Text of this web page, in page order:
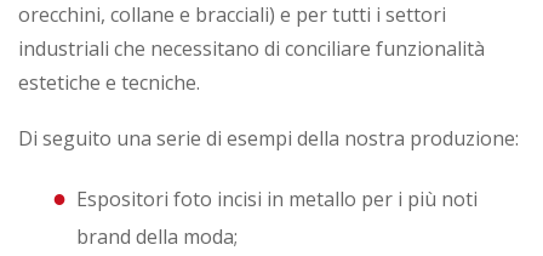
orecchini, collane e bracciali) e per tutti i settori
industriali che necessitano di conciliare funzionalità
estetiche e tecniche.
Di seguito una serie di esempi della nostra produzione:
Espositori foto incisi in metallo per i più noti
brand della moda;